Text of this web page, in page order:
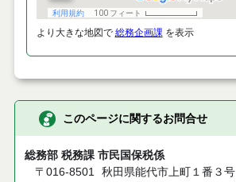
より大きな地図で 総務企画課を表示
このページに関するお問合せ
総務部 税務課 市民国保税係
〒016-8501
秋田県能代市上町１番３号